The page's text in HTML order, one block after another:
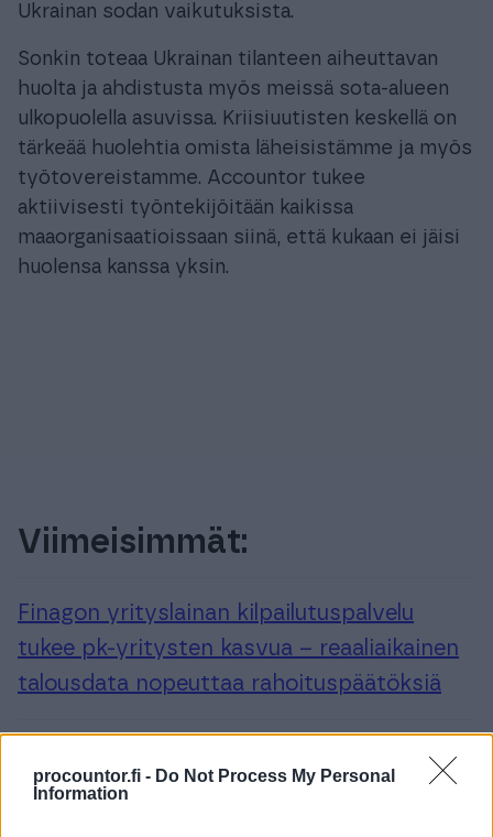
procountor.fi - Do Not Process My Personal
Information
Ukrainan sodan vaikutuksista.
Sonkin toteaa Ukrainan tilanteen aiheuttavan
huolta ja ahdistusta myös meissä sota-alueen
ulkopuolella asuvissa. Kriisiuutisten keskellä on
tärkeää huolehtia omista läheisistämme ja myös
työtovereistamme. Accountor tukee
aktiivisesti työntekijöitään kaikissa
maaorganisaatioissaan siinä, että kukaan ei jäisi
huolensa kanssa yksin.
Viimeisimmät:
Finagon yrityslainan kilpailutuspalvelu
tukee pk-yritysten kasvua – reaaliaikainen
talousdata nopeuttaa rahoituspäätöksiä
Finagon vastuullisuus 2025 – ihmiset,
tietoturva ja toimitusketju painopisteinä